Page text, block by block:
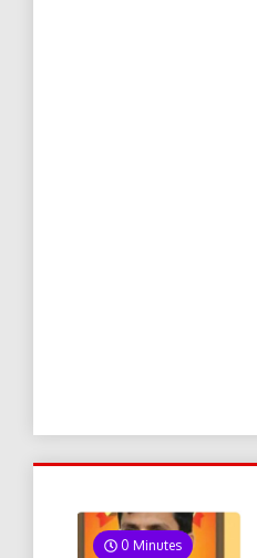
0 Minutes